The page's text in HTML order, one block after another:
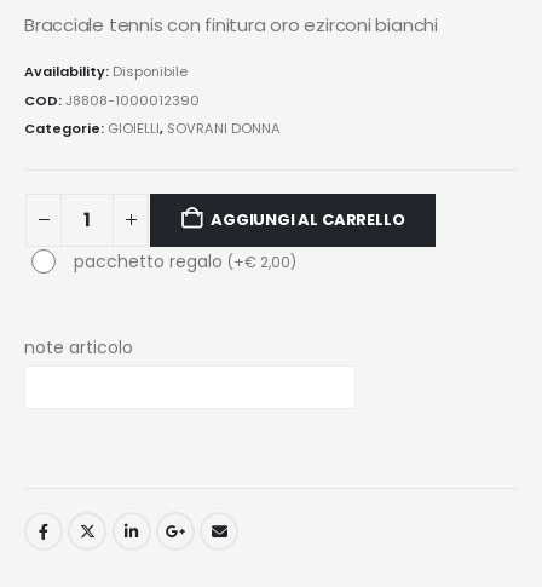
Bracciale tennis con finitura oro ezirconi bianchi
Availability: Disponibile
COD:J8808-1000012390
Categorie: GIOIELLI, SOVRANI DONNA
AGGIUNGI AL CARRELLO
pacchetto regalo (+€2,00)
note articolo